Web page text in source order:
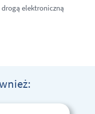
drogą elektroniczną